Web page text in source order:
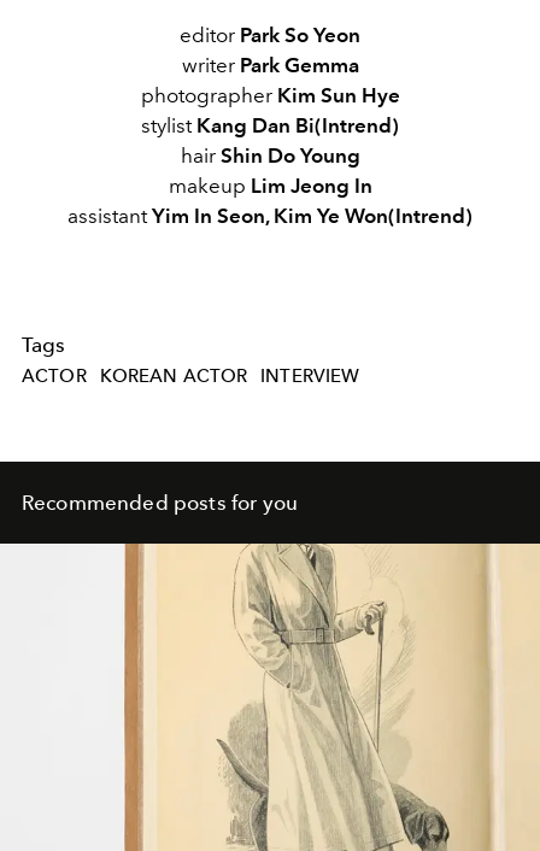
editor Park So Yeon
writer Park Gemma
photographer Kim Sun Hye
stylist Kang Dan Bi(Intrend)
hair Shin Do Young
makeup Lim Jeong In
assistantYim In Seon, Kim Ye Won(Intrend)
Tags
ACTOR KOREAN ACTOR INTERVIEW
Recommended posts for you